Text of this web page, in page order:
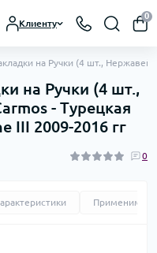
Клиенту
0
на Ручки (4 шт.,
на Ручки (4 шт.,
- Турецкая
III 2009-2016 гг
0